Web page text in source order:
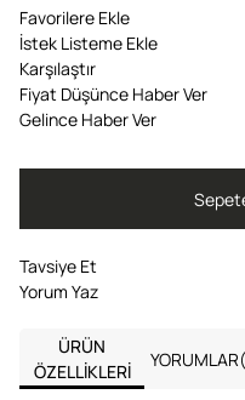
Favorilere Ekle
İstek Listeme Ekle
Karşılaştır
Fiyat Düşünce Haber Ver
Gelince Haber Ver
Tavsiye Et
Yorum Yaz
ÜRÜN
ÖZELLIKLERI
YORUMLAR